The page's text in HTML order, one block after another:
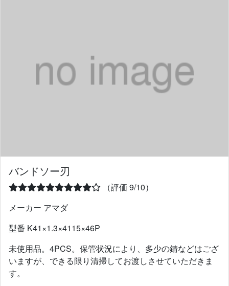
バンドソー刃
（評価 9/10）
メーカー アマダ
型番 K41×1.3×4115×46P
未使用品。4PCS。保管状況により、多少の錆などはござ
いますが、できる限り清掃してお渡しさせていただきま
す。